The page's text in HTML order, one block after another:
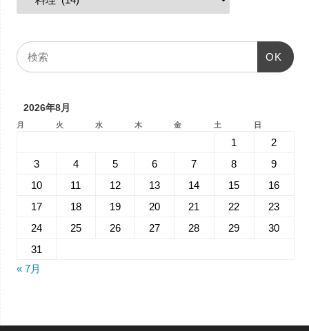
OK
2026年8月
月 火 水 木 金 土 日
1
2
3
4 5 6 7 8
9
10
11 12 13 14 15
16
17
18 19 20 21 22
23
24
25 26 27 28 29
30
31
« 7月